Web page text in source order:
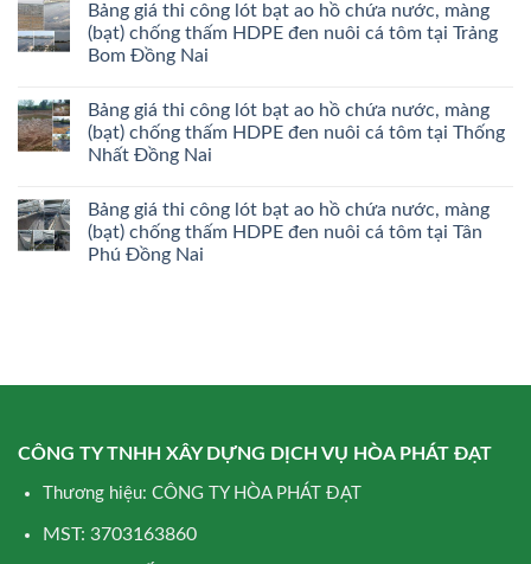
Bảng giá thi công lót bạt ao hồ chứa nước, màng
(bạt) chống thấm HDPE đen nuôi cá tôm tại Trảng
Bom Đồng Nai
Bảng giá thi công lót bạt ao hồ chứa nước, màng
(bạt) chống thấm HDPE đen nuôi cá tôm tại Thống
Nhất Đồng Nai
Bảng giá thi công lót bạt ao hồ chứa nước, màng
(bạt) chống thấm HDPE đen nuôi cá tôm tại Tân
Phú Đồng Nai
CÔNG TY TNHH XÂY DỰNG DỊCH VỤ HÒA PHÁT ĐẠT
Thương hiệu: CÔNG TY HÒA PHÁT ĐẠT
MST: 3703163860